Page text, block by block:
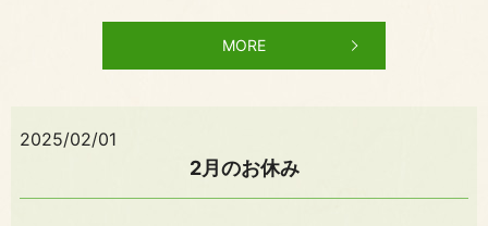
MORE
2025/02/01
2月のお休み